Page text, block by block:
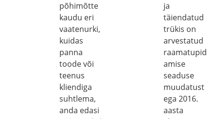
põhimõtte
kaudu eri
vaatenurki,
kuidas
panna
toode või
teenus
kliendiga
suhtlema,
anda edasi
ja
täiendatud
trükis on
arvestatud
raamatupid
amise
seaduse
muudatust
ega 2016.
aasta